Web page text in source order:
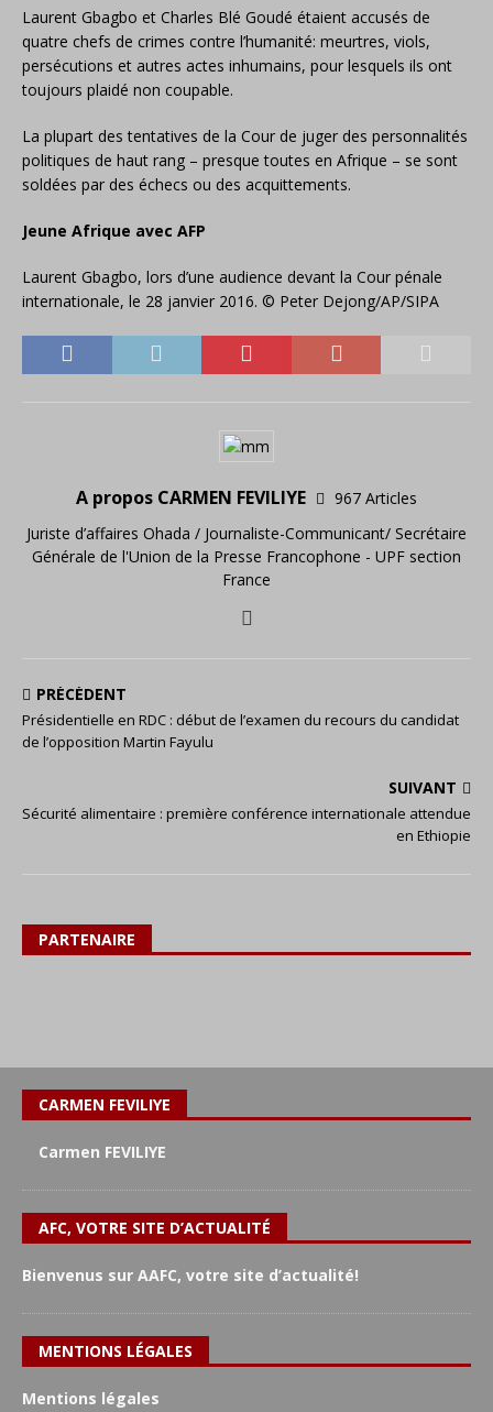
Laurent Gbagbo et Charles Blé Goudé étaient accusés de
quatre chefs de crimes contre l’humanité: meurtres, viols,
persécutions et autres actes inhumains, pour lesquels ils ont
toujours plaidé non coupable.
La plupart des tentatives de la Cour de juger des personnalités
politiques de haut rang – presque toutes en Afrique – se sont
soldées par des échecs ou des acquittements.
Jeune Afrique avec AFP
Laurent Gbagbo, lors d’une audience devant la Cour pénale
internationale, le 28 janvier 2016. © Peter Dejong/AP/SIPA
A propos CARMEN FEVILIYE
967 Articles
Juriste d’affaires Ohada / Journaliste-Communicant/ Secrétaire
Générale de l'Union de la Presse Francophone - UPF section
France
PRÉCÉDENT
Présidentielle en RDC : début de l’examen du recours du candidat
de l’opposition Martin Fayulu
SUIVANT
Sécurité alimentaire : première conférence internationale attendue
en Ethiopie
PARTENAIRE
CARMEN FEVILIYE
Carmen FEVILIYE
AFC, VOTRE SITE D’ACTUALITÉ
Bienvenus sur AAFC, votre site d’actualité!
MENTIONS LÉGALES
Mentions légales